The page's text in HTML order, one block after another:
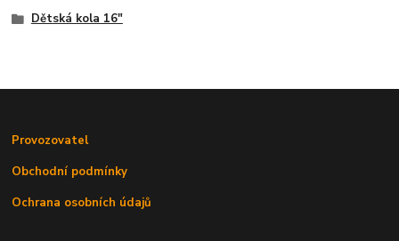
Dětská kola 16"
Provozovatel
Obchodní podmínky
Ochrana osobních údajů